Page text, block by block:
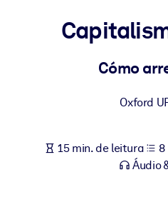
Para LMS/LXP
resultados de aprendizagem
Enriqueça sua biblioteca
negócios confiável e pronto
Cómo
Oxford UP
15 min. de leitura
8
Áudio